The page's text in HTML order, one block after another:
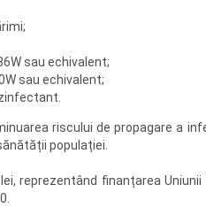
sau echivalent;
sau echivalent;
riscului de propagare a
populației.
reprezentând finanțarea